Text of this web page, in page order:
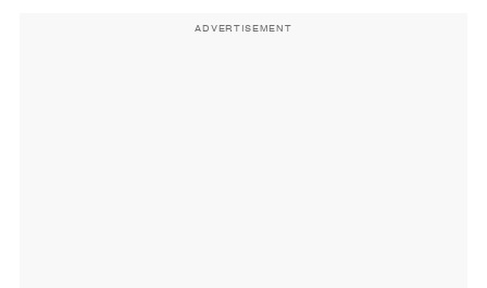
ADVERTISEMENT